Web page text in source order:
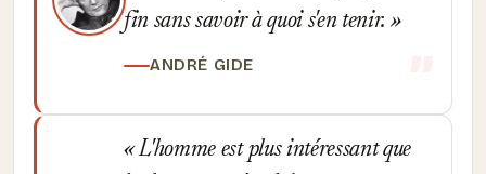
fin sans savoir à quoi s'en tenir.
ANDRÉ GIDE
L'homme est plus intéressant que